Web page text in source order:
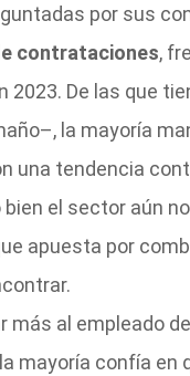
por sus
contrataciones,
2023. De las que
la mayoría
una tendencia
el sector aún
apuesta por
más al empleado
mayoría confía en